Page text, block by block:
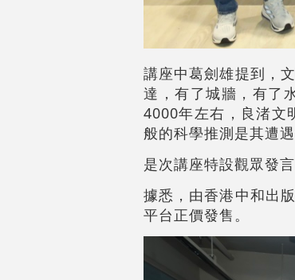
講座中葛劍雄提到，
達，有了城牆，有了
4000年左右，良渚文
般的科學推測是其遭
是次講座特設觀眾發
據悉，由香港中和出
平台正價發售。